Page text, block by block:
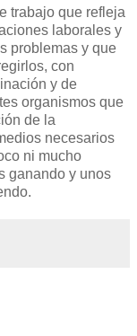
trabajo que refleja
laborales y
problemas y que
con
y de
organismos que
de la
necesarios
ni mucho
ganando y unos